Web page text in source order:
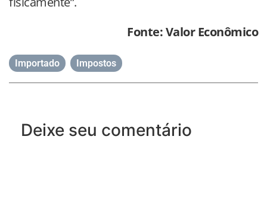
Fonte: Valor Econômico
Importado Impostos
Deixe seu comentário